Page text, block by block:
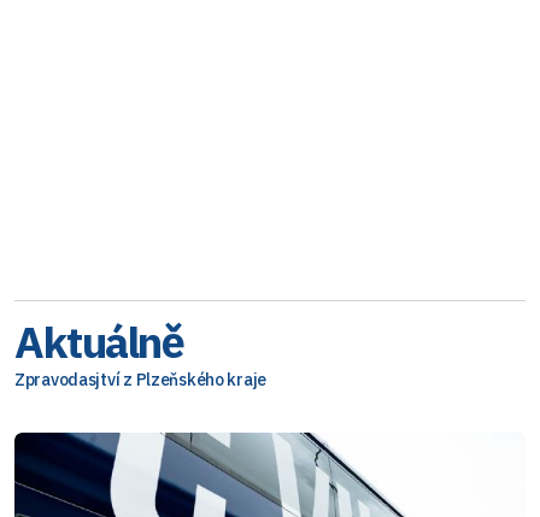
Aktuálně
Zpravodasjtví z Plzeňského kraje